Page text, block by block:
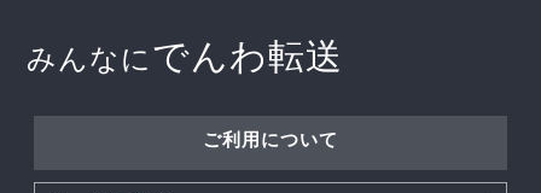
みんなに でんわ転送
ご利用について